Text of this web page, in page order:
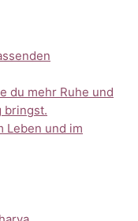
du mehr Ruhe und
bringst.
Leben und im